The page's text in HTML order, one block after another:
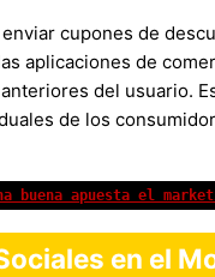
cupones de
aplicaciones de
del usuario.
de los
buena apuesta el
en el